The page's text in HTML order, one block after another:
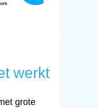
werkt
grote